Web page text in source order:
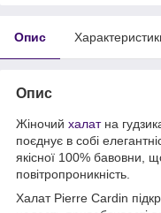
Опис
Опис
Жіночий халатна
поєднує в собі
якісної 100% бавовни,
повітропроникність.
Халат Pierre Cardin